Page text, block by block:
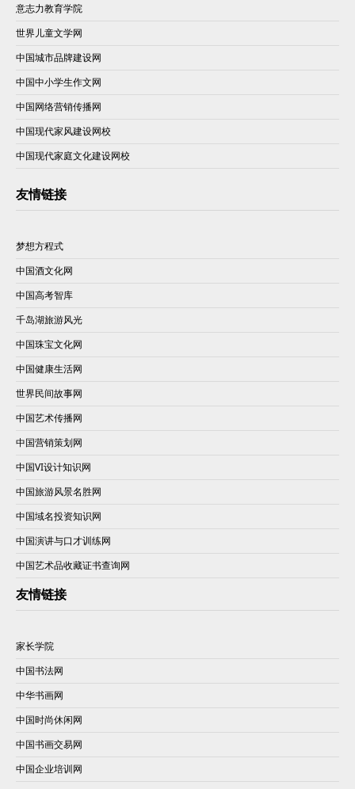
意志力教育学院
世界儿童文学网
中国城市品牌建设网
中国中小学生作文网
中国网络营销传播网
中国现代家风建设网校
中国现代家庭文化建设网校
友情链接
梦想方程式
中国酒文化网
中国高考智库
千岛湖旅游风光
中国珠宝文化网
中国健康生活网
世界民间故事网
中国艺术传播网
中国营销策划网
中国VI设计知识网
中国旅游风景名胜网
中国域名投资知识网
中国演讲与口才训练网
中国艺术品收藏证书查询网
友情链接
家长学院
中国书法网
中华书画网
中国时尚休闲网
中国书画交易网
中国企业培训网